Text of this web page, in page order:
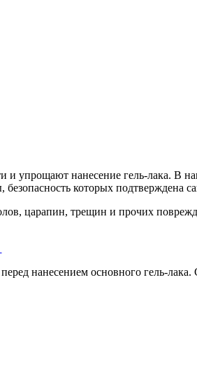
нанесение гель-лака. В
которых подтверждена
царапин, трещин и прочих
нанесением основного гель-